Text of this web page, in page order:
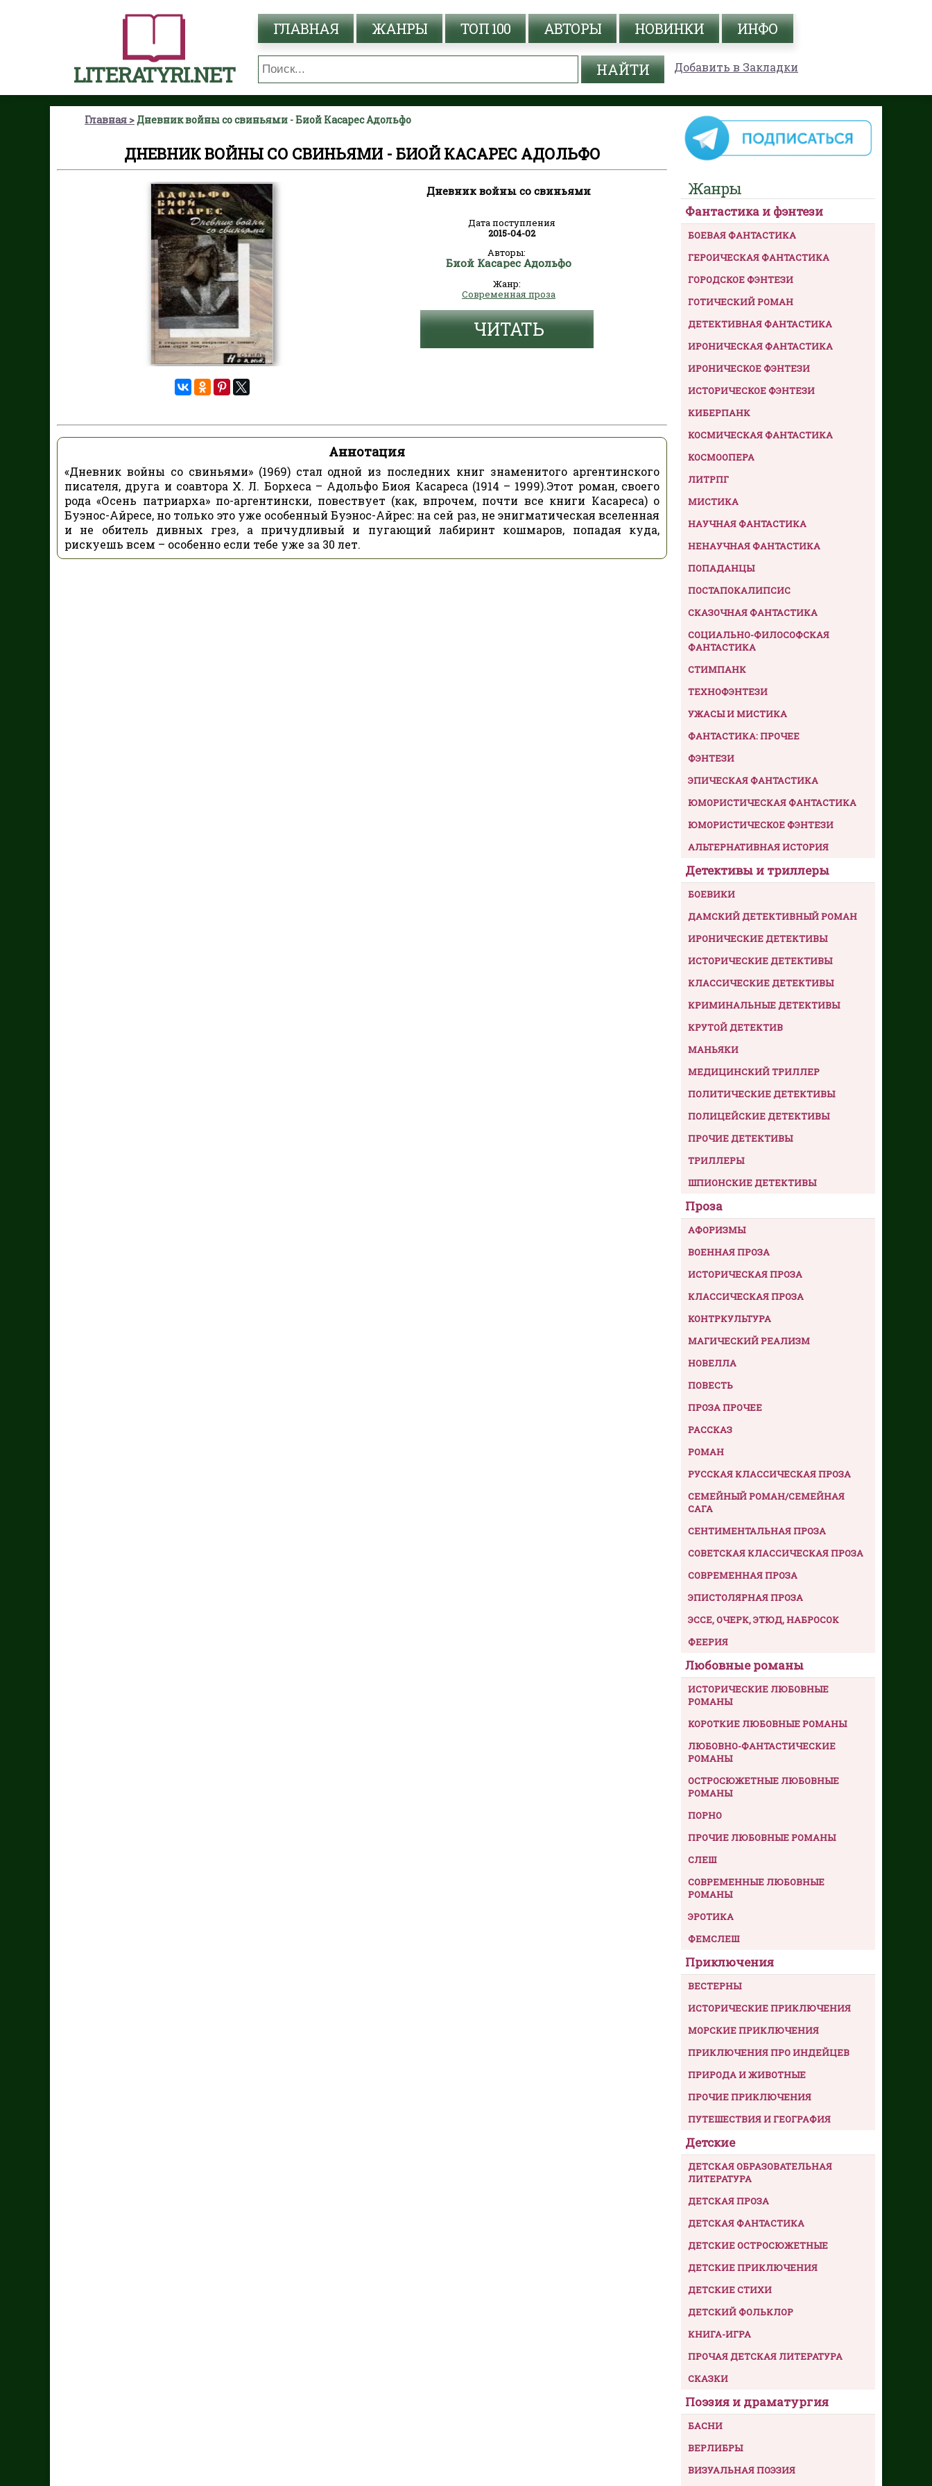
LITERATYRI.NET
ГЛАВНАЯ ЖАНРЫ ТОП 100 АВТОРЫ НОВИНКИ ИНФО
Добавить в Закладки
Главная Дневник войны со свиньями - Биой Касарес Адольфо
ДНЕВНИК ВОЙНЫ СО СВИНЬЯМИ - БИОЙ КАСАРЕС АДОЛЬФО
Дневник войны со свиньями
Дата поступления
2015-04-02
Авторы:
Биой Касарес Адольфо
Жанр:
Современная проза
ЧИТАТЬ
Аннотация
«Дневник войны со свиньями» (1969) стал одной из последних книг знаменитого аргентинского
писателя, друга и соавтора X. Л. Борхеса – Адольфо Биоя Касареса (1914 – 1999).Этот роман, своего
рода «Осень патриарха» по-аргентински, повествует (как, впрочем, почти все книги Касареса) о
Буэнос-Айресе, но только это уже особенный Буэнос-Айрес: на сей раз, не энигматическая вселенная
и не обитель дивных грез, а причудливый и пугающий лабиринт кошмаров, попадая куда,
рискуешь всем – особенно если тебе уже за 30 лет.
Жанры
Фантастика и фэнтези
БОЕВАЯ ФАНТАСТИКА
ГЕРОИЧЕСКАЯ ФАНТАСТИКА
ГОРОДСКОЕ ФЭНТЕЗИ
ГОТИЧЕСКИЙ РОМАН
ДЕТЕКТИВНАЯ ФАНТАСТИКА
ИРОНИЧЕСКАЯ ФАНТАСТИКА
ИРОНИЧЕСКОЕ ФЭНТЕЗИ
ИСТОРИЧЕСКОЕ ФЭНТЕЗИ
КИБЕРПАНК
КОСМИЧЕСКАЯ ФАНТАСТИКА
КОСМООПЕРА
ЛИТРПГ
МИСТИКА
НАУЧНАЯ ФАНТАСТИКА
НЕНАУЧНАЯ ФАНТАСТИКА
ПОПАДАНЦЫ
ПОСТАПОКАЛИПСИС
СКАЗОЧНАЯ ФАНТАСТИКА
СОЦИАЛЬНО-ФИЛОСОФСКАЯ
ФАНТАСТИКА
СТИМПАНК
ТЕХНОФЭНТЕЗИ
УЖАСЫ И МИСТИКА
ФАНТАСТИКА: ПРОЧЕЕ
ФЭНТЕЗИ
ЭПИЧЕСКАЯ ФАНТАСТИКА
ЮМОРИСТИЧЕСКАЯ ФАНТАСТИКА
ЮМОРИСТИЧЕСКОЕ ФЭНТЕЗИ
АЛЬТЕРНАТИВНАЯ ИСТОРИЯ
Детективы и триллеры
БОЕВИКИ
ДАМСКИЙ ДЕТЕКТИВНЫЙ РОМАН
ИРОНИЧЕСКИЕ ДЕТЕКТИВЫ
ИСТОРИЧЕСКИЕ ДЕТЕКТИВЫ
КЛАССИЧЕСКИЕ ДЕТЕКТИВЫ
КРИМИНАЛЬНЫЕ ДЕТЕКТИВЫ
КРУТОЙ ДЕТЕКТИВ
МАНЬЯКИ
МЕДИЦИНСКИЙ ТРИЛЛЕР
ПОЛИТИЧЕСКИЕ ДЕТЕКТИВЫ
ПОЛИЦЕЙСКИЕ ДЕТЕКТИВЫ
ПРОЧИЕ ДЕТЕКТИВЫ
ТРИЛЛЕРЫ
ШПИОНСКИЕ ДЕТЕКТИВЫ
Проза
АФОРИЗМЫ
ВОЕННАЯ ПРОЗА
ИСТОРИЧЕСКАЯ ПРОЗА
КЛАССИЧЕСКАЯ ПРОЗА
КОНТРКУЛЬТУРА
МАГИЧЕСКИЙ РЕАЛИЗМ
НОВЕЛЛА
ПОВЕСТЬ
ПРОЗА ПРОЧЕЕ
РАССКАЗ
РОМАН
РУССКАЯ КЛАССИЧЕСКАЯ ПРОЗА
СЕМЕЙНЫЙ РОМАН/СЕМЕЙНАЯ
САГА
СЕНТИМЕНТАЛЬНАЯ ПРОЗА
СОВЕТСКАЯ КЛАССИЧЕСКАЯ ПРОЗА
СОВРЕМЕННАЯ ПРОЗА
ЭПИСТОЛЯРНАЯ ПРОЗА
ЭССЕ, ОЧЕРК, ЭТЮД, НАБРОСОК
ФЕЕРИЯ
Любовные романы
ИСТОРИЧЕСКИЕ ЛЮБОВНЫЕ
РОМАНЫ
КОРОТКИЕ ЛЮБОВНЫЕ РОМАНЫ
ЛЮБОВНО-ФАНТАСТИЧЕСКИЕ
РОМАНЫ
ОСТРОСЮЖЕТНЫЕ ЛЮБОВНЫЕ
РОМАНЫ
ПОРНО
ПРОЧИЕ ЛЮБОВНЫЕ РОМАНЫ
СЛЕШ
СОВРЕМЕННЫЕ ЛЮБОВНЫЕ
РОМАНЫ
ЭРОТИКА
ФЕМСЛЕШ
Приключения
ВЕСТЕРНЫ
ИСТОРИЧЕСКИЕ ПРИКЛЮЧЕНИЯ
МОРСКИЕ ПРИКЛЮЧЕНИЯ
ПРИКЛЮЧЕНИЯ ПРО ИНДЕЙЦЕВ
ПРИРОДА И ЖИВОТНЫЕ
ПРОЧИЕ ПРИКЛЮЧЕНИЯ
ПУТЕШЕСТВИЯ И ГЕОГРАФИЯ
Детские
ДЕТСКАЯ ОБРАЗОВАТЕЛЬНАЯ
ЛИТЕРАТУРА
ДЕТСКАЯ ПРОЗА
ДЕТСКАЯ ФАНТАСТИКА
ДЕТСКИЕ ОСТРОСЮЖЕТНЫЕ
ДЕТСКИЕ ПРИКЛЮЧЕНИЯ
ДЕТСКИЕ СТИХИ
ДЕТСКИЙ ФОЛЬКЛОР
КНИГА-ИГРА
ПРОЧАЯ ДЕТСКАЯ ЛИТЕРАТУРА
СКАЗКИ
Поэзия и драматургия
БАСНИ
ВЕРЛИБРЫ
ВИЗУАЛЬНАЯ ПОЭЗИЯ